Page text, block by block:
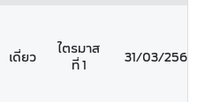
เดี่ยว
ไตรมาส
ที่ 1
31/03/2568